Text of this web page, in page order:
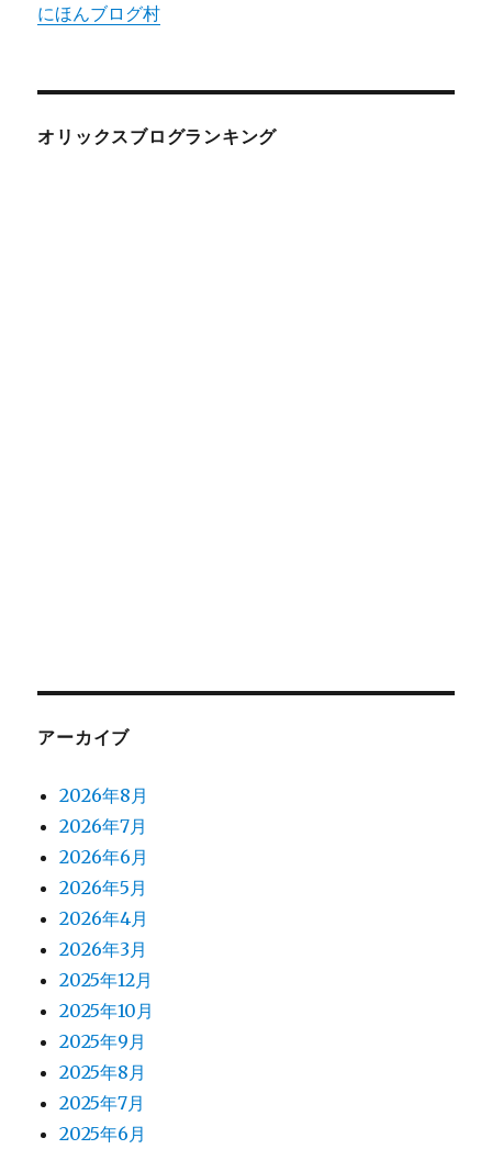
にほんブログ村
オリックスブログランキング
アーカイブ
2026年8月
2026年7月
2026年6月
2026年5月
2026年4月
2026年3月
2025年12月
2025年10月
2025年9月
2025年8月
2025年7月
2025年6月